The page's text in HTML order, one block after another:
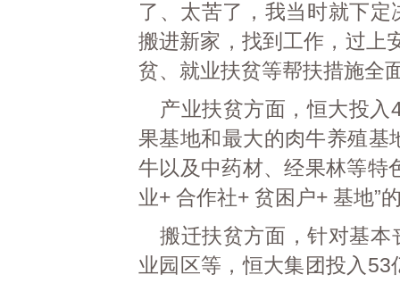
了、太苦了，我当时就下
搬进新家，找到工作，过上
贫、就业扶贫等帮扶措施全
产业扶贫方面，恒大投
果基地和最大的肉牛养殖基
牛以及中药材、经果林等特
业+ 合作社+ 贫困户+ 基地”
搬迁扶贫方面，针对基
业园区等，恒大集团投入